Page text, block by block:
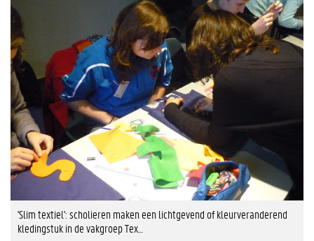
'Slim textiel': scholieren maken een lichtgevend of kleurveranderend
kledingstuk in de vakgroep Tex…